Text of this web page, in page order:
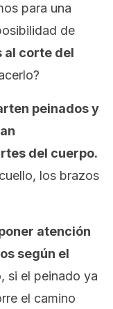
para una
de
al corte del
peinados y
del cuerpo.
los brazos
atención
según el
si el peinado ya
el camino